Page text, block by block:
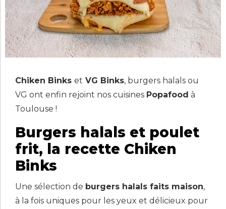
Chiken Binks et VG Binks, burgers halals ou
VG ont enfin rejoint nos cuisines Popafood à
Toulouse !
Burgers halals et poulet
frit, la recette Chiken
Binks
Une sélection de burgers halals faits maison,
à la fois uniques pour les yeux et délicieux pour